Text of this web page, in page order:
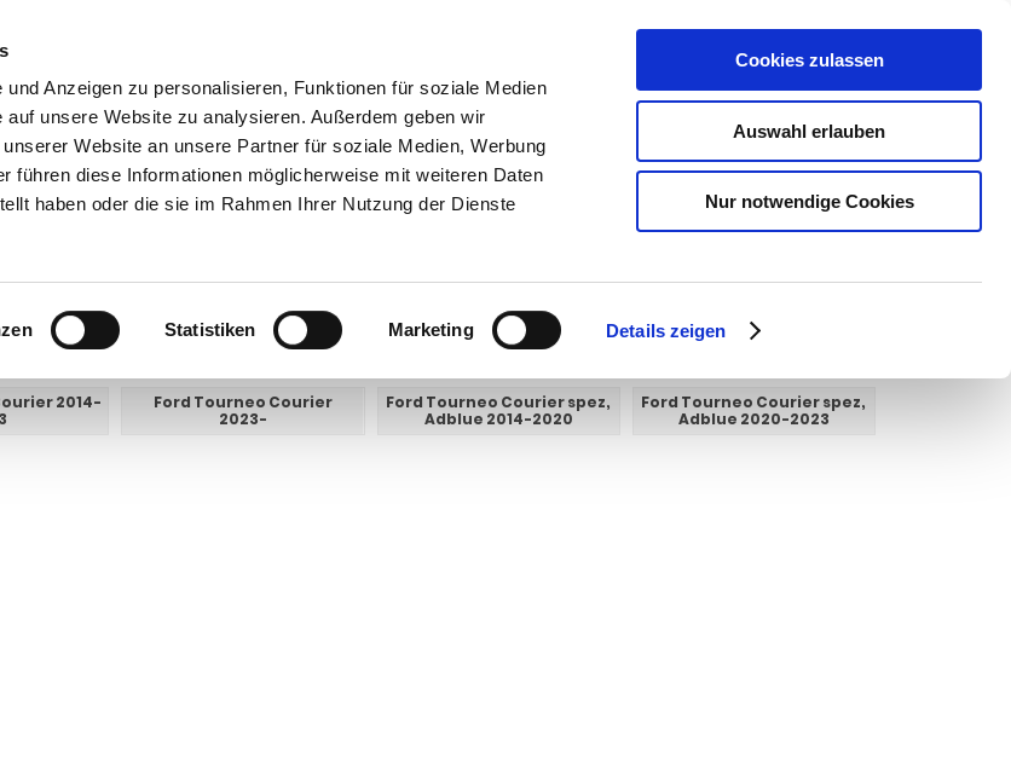
Anzeigen zu personalisieren, Funktionen für soziale Medien
unsere Website zu analysieren. Außerdem geben wir
Website an unsere Partner für soziale Medien, Werbung
führen diese Informationen möglicherweise mit weiteren Daten
haben oder die sie im Rahmen Ihrer Nutzung der Dienste
Statistiken Marketing Details zeigen
Cookies zulassen
Auswahl erlauben
Nur notwendige Cookies
SUCHEN
0 44 89 - 92 34 67 6 AHK-Finder Kasse Warenkorb 0 Artikel
2014-
Ford Tourneo Courier
2023-
Ford Tourneo Courier spez,
Adblue 2014-2020
Ford Tourneo Courier spez,
Adblue 2020-2023